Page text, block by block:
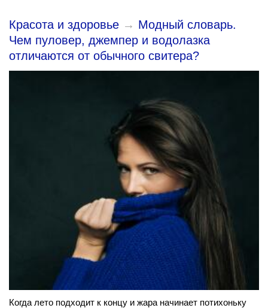
Красота и здоровье → ​Модный словарь.
Чем пуловер, джемпер и водолазка
отличаются от обычного свитера?
Когда лето подходит к концу и жара начинает потихоньку